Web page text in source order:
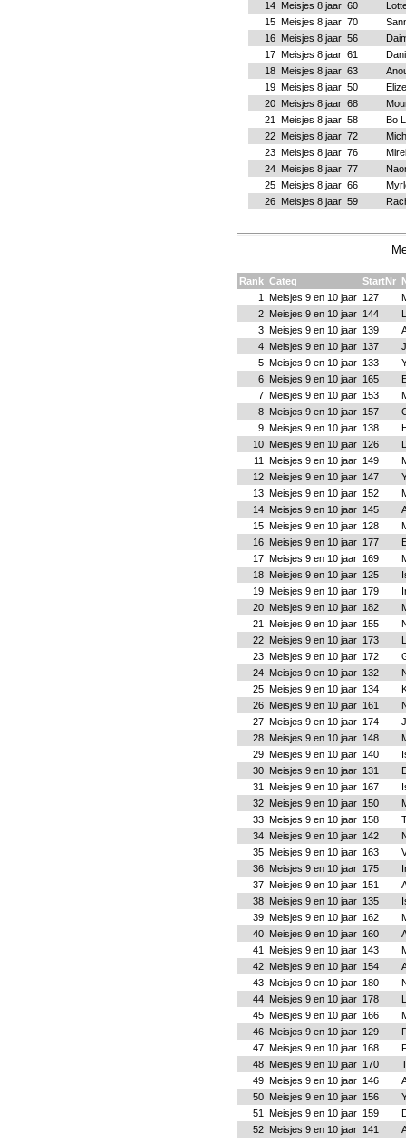
14 Meisjes 8 jaar 60
15 Meisjes 8 jaar 70
16 Meisjes 8 jaar 56
17 Meisjes 8 jaar 61
18 Meisjes 8 jaar 63
19 Meisjes 8 jaar 50
20 Meisjes 8 jaar 68
21
Meisjes 8 jaar 58
Bo
22 Meisjes 8 jaar 72
23 Meisjes 8 jaar 76
24 Meisjes 8 jaar 77
25 Meisjes 8 jaar 66
26 Meisjes 8 jaar 59
Rank Categ StartNr
1
Meisjes 9 en 10 jaar 127
2 Meisjes 9 en 10 jaar 144
3 Meisjes 9 en 10 jaar 139
4 Meisjes 9 en 10 jaar 137
5 Meisjes 9 en 10 jaar 133
6 Meisjes 9 en 10 jaar 165
7 Meisjes 9 en 10 jaar 153
8 Meisjes 9 en 10 jaar 157
9 Meisjes 9 en 10 jaar 138
10 Meisjes 9 en 10 jaar 126
11
Meisjes 9 en 10 jaar 149
12 Meisjes 9 en 10 jaar 147
13 Meisjes 9 en 10 jaar 152
14 Meisjes 9 en 10 jaar 145
15 Meisjes 9 en 10 jaar 128
16 Meisjes 9 en 10 jaar 177
17 Meisjes 9 en 10 jaar 169
18 Meisjes 9 en 10 jaar 125
19 Meisjes 9 en 10 jaar 179
20 Meisjes 9 en 10 jaar 182
21
Meisjes 9 en 10 jaar 155
22 Meisjes 9 en 10 jaar 173
23 Meisjes 9 en 10 jaar 172
24 Meisjes 9 en 10 jaar 132
25 Meisjes 9 en 10 jaar 134
26 Meisjes 9 en 10 jaar 161
27 Meisjes 9 en 10 jaar 174
28 Meisjes 9 en 10 jaar 148
29 Meisjes 9 en 10 jaar 140
30 Meisjes 9 en 10 jaar 131
31
Meisjes 9 en 10 jaar 167
32 Meisjes 9 en 10 jaar 150
33 Meisjes 9 en 10 jaar 158
34 Meisjes 9 en 10 jaar 142
35 Meisjes 9 en 10 jaar 163
36 Meisjes 9 en 10 jaar 175
37 Meisjes 9 en 10 jaar 151
38 Meisjes 9 en 10 jaar 135
39 Meisjes 9 en 10 jaar 162
40 Meisjes 9 en 10 jaar 160
41
Meisjes 9 en 10 jaar 143
42 Meisjes 9 en 10 jaar 154
43 Meisjes 9 en 10 jaar 180
44 Meisjes 9 en 10 jaar 178
45 Meisjes 9 en 10 jaar 166
46 Meisjes 9 en 10 jaar 129
47 Meisjes 9 en 10 jaar 168
48 Meisjes 9 en 10 jaar 170
49 Meisjes 9 en 10 jaar 146
50 Meisjes 9 en 10 jaar 156
51
Meisjes 9 en 10 jaar 159
52 Meisjes 9 en 10 jaar 141